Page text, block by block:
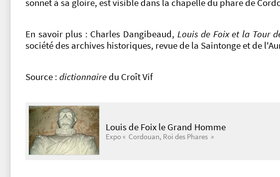
sonnet à sa gloire, est visible dans la chapelle du phare de
En savoir plus : Charles Dangibeaud, Louis de Foix et la Tour
société des archives historiques, revue de la Saintonge et de
Source : dictionnaire du Croît Vif
Louis de Foix le Grand Homme
Expo « Cordouan, Roi des Phares »